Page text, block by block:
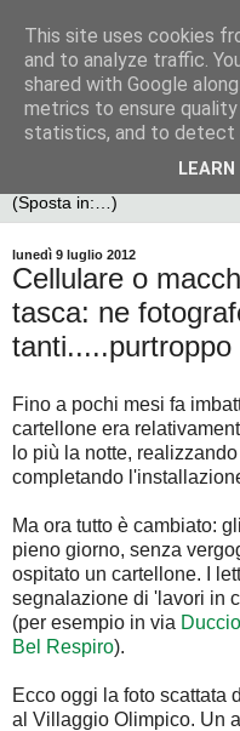
lunedì 9 luglio 2012
Cellulare o
tasca: ne
tanti.....purtroppo
Fino a pochi mesi fa
cartellone era
lo più la notte,
completando
Ma ora tutto è cambiato:
pieno giorno, senza
ospitato un cartellone. I
segnalazione di 'lavori in
(per esempio in via
Bel Respiro).
Ecco oggi la foto scattata
al Villaggio Olimpico. Un
This site uses cookies
and to analyze traffic.
shared with Google
metrics to ensure
statistics, and to detect